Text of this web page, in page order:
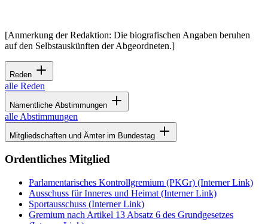
[Anmerkung der Redaktion: Die biografischen Angaben beruhen
auf den Selbstauskünften der Abgeordneten.]
Reden
alle Reden
Namentliche Abstimmungen
alle Abstimmungen
Mitgliedschaften und Ämter im Bundestag
Ordentliches Mitglied
Parlamentarisches Kontrollgremium (PKGr) (Interner Link)
Ausschuss für Inneres und Heimat (Interner Link)
Sportausschuss (Interner Link)
Gremium nach Artikel 13 Absatz 6 des Grundgesetzes